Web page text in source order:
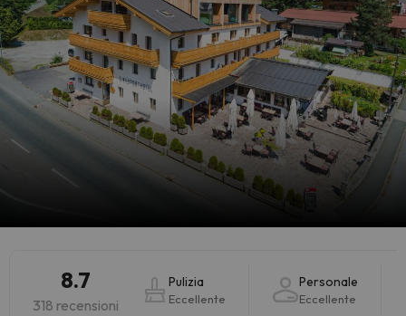
8.7
318 recensioni
Pulizia
Eccellente
Personale
Eccellente